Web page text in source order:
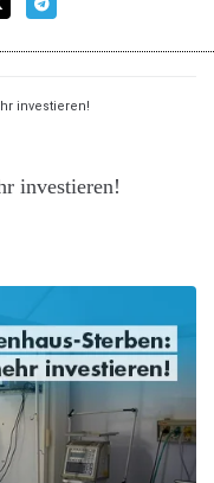
investieren!
investieren!